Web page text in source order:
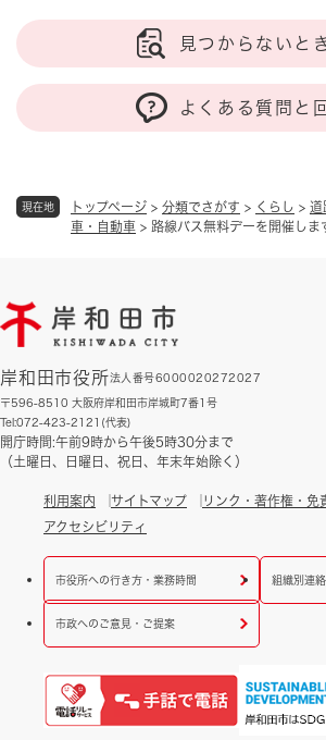
現在地 トップページ > 分類でさがす > くらし > 道
車・自動車 > 路線バス無料デーを開催しま
見つからないと
よくある質問と
岸和田市役所法人番号6000020272027
〒596-8510 大阪府岸和田市岸城町7番1号
Tel:072-423-2121(代表)
開庁時間:午前9時から午後5時30分まで
（土曜日、日曜日、祝日、年末年始除く）
利用案内 サイトマップ リンク・著作権・免
アクセシビリティ
市役所への行き方・業務時間 組織別連
市政へのご意見・ご提案